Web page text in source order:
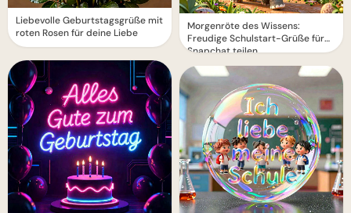
Liebevolle Geburtstagsgrüße mit
roten Rosen für deine Liebe
Morgenröte des Wissens:
Freudige Schulstart-Grüße für
Snapchat teilen